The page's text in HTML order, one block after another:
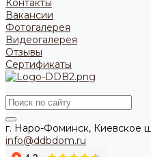
Контакты
Вакансии
Фотогалерея
Видеогалерея
Отзывы
Сертификаты
г. Наро-Фоминск, Киевское
info@ddbdom.ru